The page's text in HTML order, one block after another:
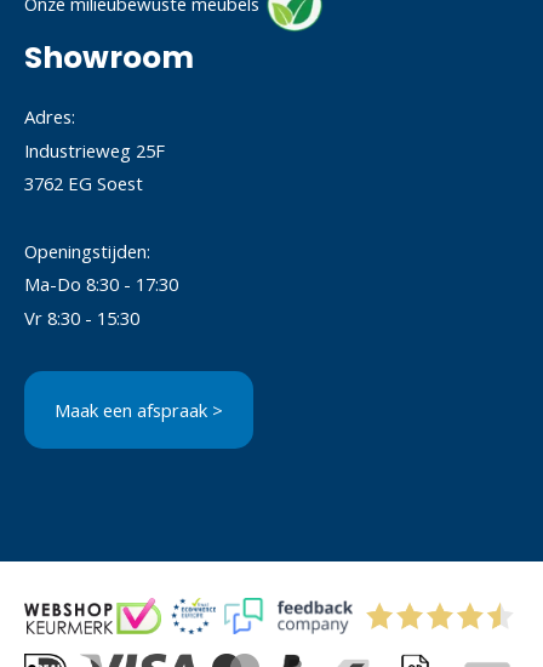
Showroom
Adres:
Industrieweg 25F
3762 EG Soest
Openingstijden:
Ma-Do 8:30 - 17:30
Vr 8:30 - 15:30
Maak een afspraak >